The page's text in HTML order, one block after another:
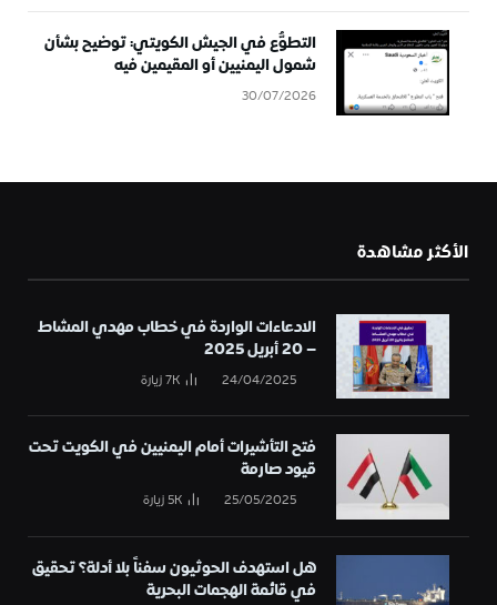
التطوُّع في الجيش الكويتي: توضيح بشأن
شمول اليمنيين أو المقيمين فيه
30/07/2026
الأكثر مشاهدة
الادعاءات الواردة في خطاب مهدي المشاط
– 20 أبريل 2025
24/04/2025
7Kزيارة
فتح التأشيرات أمام اليمنيين في الكويت تحت
قيود صارمة
25/05/2025
5Kزيارة
هل استهدف الحوثيون سفناً بلا أدلة؟ تحقيق
في قائمة الهجمات البحرية